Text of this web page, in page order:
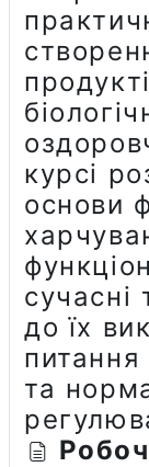
курсі
основи
сучасні
до їх
питання
та